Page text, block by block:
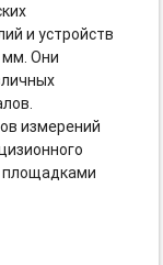
и устройств
мм. Они
измерений
площадками